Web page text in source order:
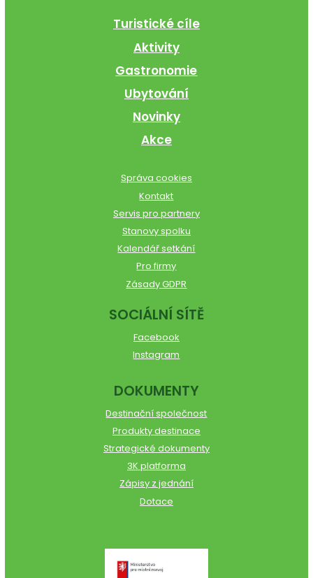
Turistické cíle
Aktivity
Gastronomie
Ubytování
Novinky
Akce
Správa cookies
Kontakt
Servis pro partnery
Stanovy spolku
Kalendář setkání
Pro firmy
Zásady GDPR
SOCIÁLNÍ SÍTĚ
Facebook
Instagram
DOKUMENTY
Destinační společnost
Produkty destinace
Strategické dokumenty
3K platforma
Zápisy z jednání
Dotace